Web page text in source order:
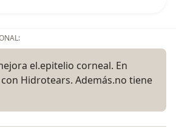
el.epitelio corneal. En
Hidrotears. Además.no tiene